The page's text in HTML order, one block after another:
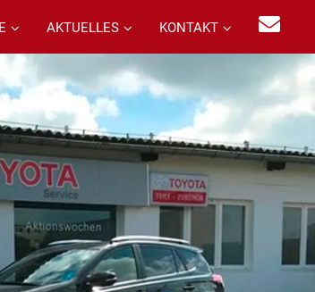
AKTUELLES KONTAKT